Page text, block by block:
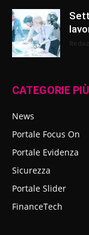
CATEGORIE
News
Portale Focus On
Portale Evidenza
Sicurezza
Portale Slider
FinanceTech